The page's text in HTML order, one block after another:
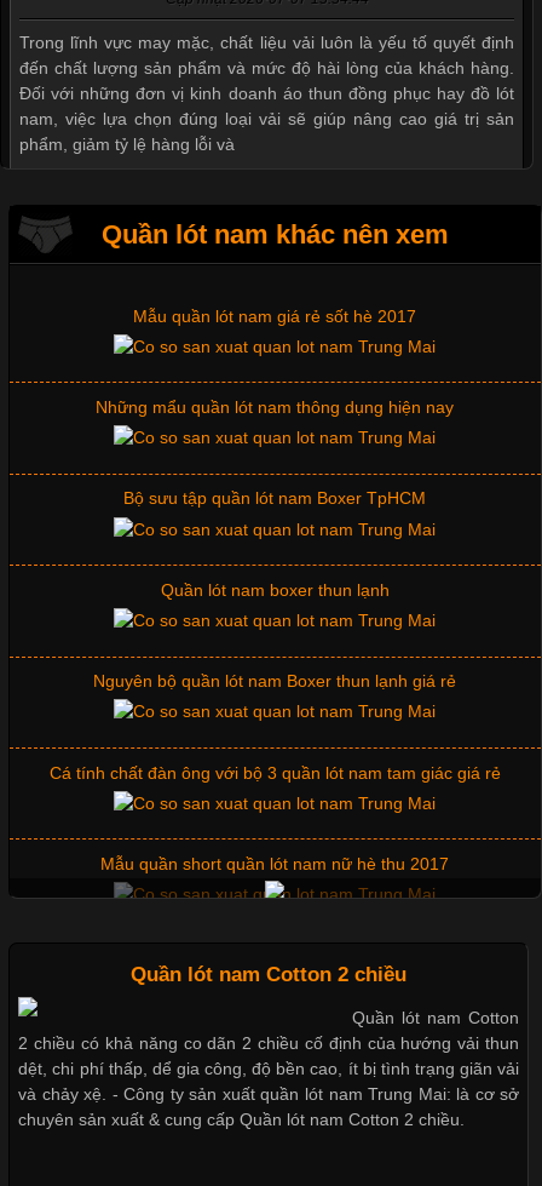
Trong lĩnh vực may mặc, chất liệu vải luôn là yếu tố quyết định
đến chất lượng sản phẩm và mức độ hài lòng của khách hàng.
Đối với những đơn vị kinh doanh áo thun đồng phục hay đồ lót
nam, việc lựa chọn đúng loại vải sẽ giúp nâng cao giá trị sản
phẩm, giảm tỷ lệ hàng lỗi và
Áo thun là một trong những trang phục phổ biến nhất hiện nay
nhờ tính tiện dụng, dễ phối đồ và phù hợp với nhiều đối tượng.
quan trọng tạo nên phong cách riêng cho từng sản phẩm. Mỗi
loại cổ áo sẽ mang đến một vẻ đẹp khác
Những Mẫu Áo Thun Đồng Phục Công Ty Được Ưa
Chuộng Hiện Nay
Cập nhật 2026-06-01 14:23:34
Trong môi trường kinh doanh hiện đại, việc xây dựng hình ảnh
chuyên nghiệp đóng vai trò quan trọng đối với sự phát triển của
doanh nghiệp. Một trong những giải pháp hiệu quả được nhiều
đơn vị lựa chọn hiện nay là sử dụng áo thun đồng phục công ty.
Không chỉ giúp tạo sự đồng bộ, áo thun
Chất Liệu Lycra Có Gì Đặc Biệt Trong Ngành Thời Trang?
Vải Lycra Là Gì? Chất Liệu Co Giãn Được Ưa Chuộng Trong
Quần lót nam khác nên xem
Mẫu quần short quần lót nam nữ hè thu 2017
Thị hiều quần lót nam bơi lội nam và nữ 2017
Giặt và bảo quản quần lót nam đúng cách
Xu hướng thời trang trẻ và quần lót nam giá sỉ
Giặt và bảo quản quần lót nam đúng cách
Mẫu quần lót nam giá rẻ sốt hè 2017
Những mẩu quần lót nam thông dụng hiện nay
Bộ sưu tập quần lót nam Boxer TpHCM
Quần lót nam boxer thun lạnh
Nguyên bộ quần lót nam Boxer thun lạnh giá rẻ
Cá tính chất đàn ông với bộ 3 quần lót nam tam giác giá rẻ
Quần lót nam Cotton 2 chiều
Quần lót nam Cotton
2 chiều có khả năng co dãn 2 chiều cố định của hướng vải thun
dệt, chi phí thấp, dể gia công, độ bền cao, ít bị tình trạng giãn vải
và chảy xệ. - Công ty sản xuất quần lót nam Trung Mai: là cơ sở
chuyên sản xuất & cung cấp Quần lót nam Cotton 2 chiều.